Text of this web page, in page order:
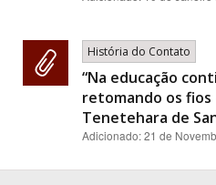
História do Contato
“Na educação
retomando os
Tenetehara de
Adicionado:21 de